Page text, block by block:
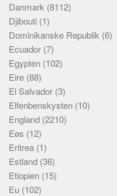
Danmark (8112)
Djibouti (1)
Dominikanske Republik (6)
Ecuador (7)
Egypten (102)
Eire (88)
El Salvador (3)
Elfenbenskysten (10)
England (2210)
Eøs (12)
Eritrea (1)
Estland (36)
Etiopien (15)
Eu (102)